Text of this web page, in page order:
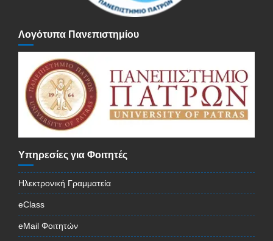
Λογότυπα Πανεπιστημίου
Υπηρεσίες για Φοιτητές
Ηλεκτρονική Γραμματεία
eClass
eMail Φοιτητών